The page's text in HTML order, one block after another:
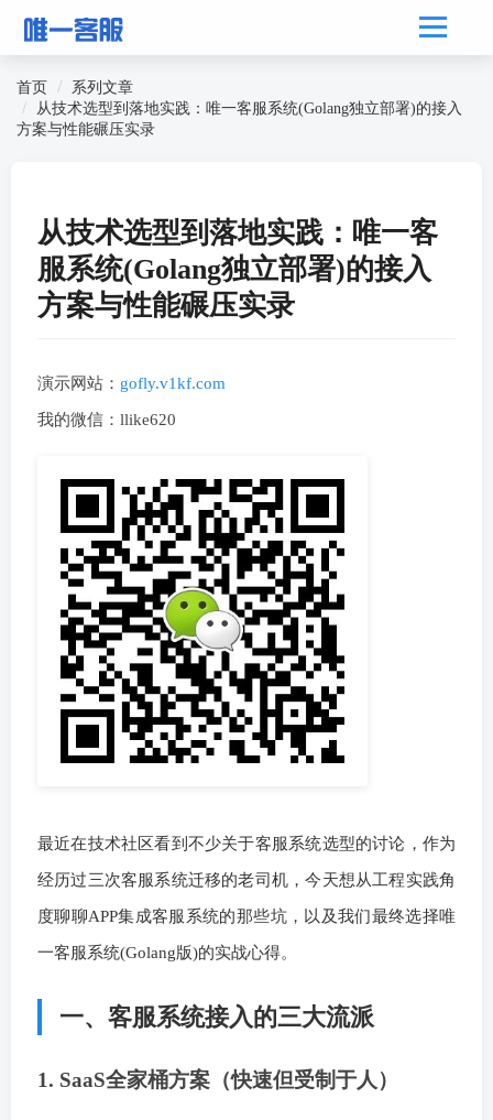
首页
系列文章
从技术选型到落地实践：唯一客服系统(Golang独立部署)的接入
方案与性能碾压实录
从技术选型到落地实践：唯一客
服系统(Golang独立部署)的接入
方案与性能碾压实录
演示网站： gofly.v1kf.com
我的微信：llike620
最近在技术社区看到不少关于客服系统选型的讨论，作为
经历过三次客服系统迁移的老司机，今天想从工程实践角
度聊聊APP集成客服系统的那些坑，以及我们最终选择唯
一客服系统(Golang版)的实战心得。
一、客服系统接入的三大流派
1. SaaS全家桶方案（快速但受制于人）